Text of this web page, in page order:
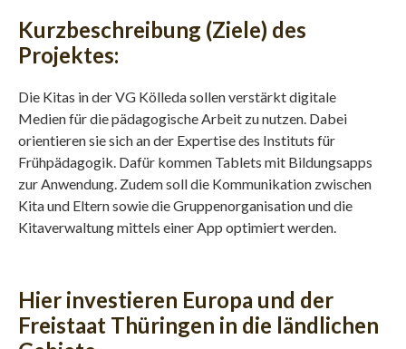
Kurzbeschreibung (Ziele) des
Projektes:
Die Kitas in der VG Kölleda sollen verstärkt digitale
Medien für die pädagogische Arbeit zu nutzen. Dabei
orientieren sie sich an der Expertise des Instituts für
Frühpädagogik. Dafür kommen Tablets mit Bildungsapps
zur Anwendung. Zudem soll die Kommunikation zwischen
Kita und Eltern sowie die Gruppenorganisation und die
Kitaverwaltung mittels einer App optimiert werden.
Hier investieren Europa und der
Freistaat Thüringen in die ländlichen